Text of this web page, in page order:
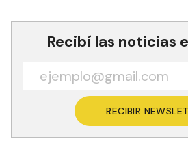
Recibí las noticias
RECIBIR